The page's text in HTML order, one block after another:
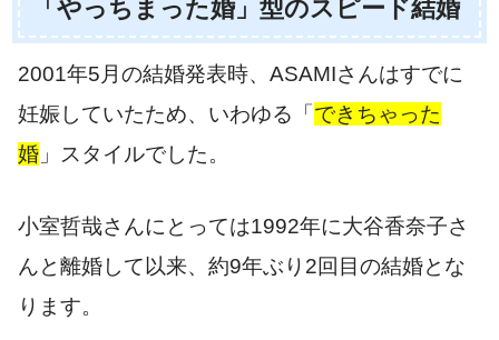
「やっちまった婚」型のスピード結婚
2001年5月の結婚発表時、ASAMIさんはすでに
妊娠していたため、いわゆる「 できちゃった
婚 」スタイルでした。
小室哲哉さんにとっては1992年に大谷香奈子さ
んと離婚して以来、約9年ぶり2回目の結婚とな
ります。